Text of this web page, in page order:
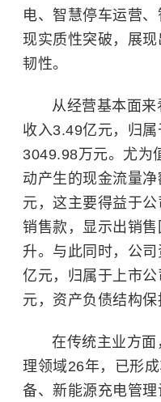
电、智慧停车运营
现实质性突破，展
韧性。
从经营基本面
收入3.49亿元，归
3049.98万元。尤为
动产生的现金流量
元，这主要得益于
销售款，显示出销
升。与此同时，公
亿元，归属于上市
元，资产负债结构保
在传统主业方
理领域26年，已形
备、新能源充电管